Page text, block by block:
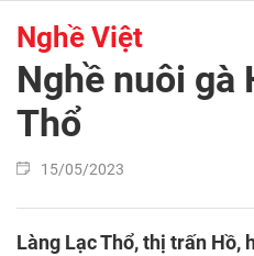
Nghề Việt
Nghề nuôi gà
Thổ
15/05/2023
Làng Lạc Thổ, thị trấn Hồ,